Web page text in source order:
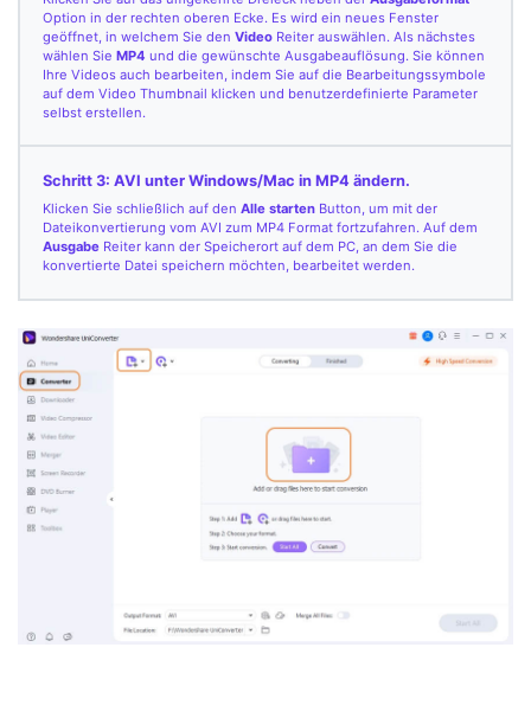
Option in der rechten oberen Ecke. Es wird ein neues Fenster
geöffnet, in welchem Sie denVideo Reiter auswählen. Als nächstes
wählen SieMP4 und die gewünschte Ausgabeauflösung. Sie können
Ihre Videos auch bearbeiten, indem Sie auf die Bearbeitungssymbole
auf dem Video Thumbnail klicken und benutzerdefinierte Parameter
selbst erstellen.
Schritt 3: AVI unter Windows/Mac in MP4 ändern.
Klicken Sie schließlich auf denAlle starten Button, um mit der
Dateikonvertierung vom AVI zum MP4 Format fortzufahren. Auf dem
Ausgabe Reiter kann der Speicherort auf dem PC, an dem Sie die
konvertierte Datei speichern möchten, bearbeitet werden.